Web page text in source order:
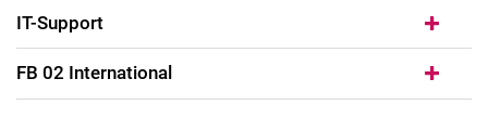
IT-Support
FB 02 International